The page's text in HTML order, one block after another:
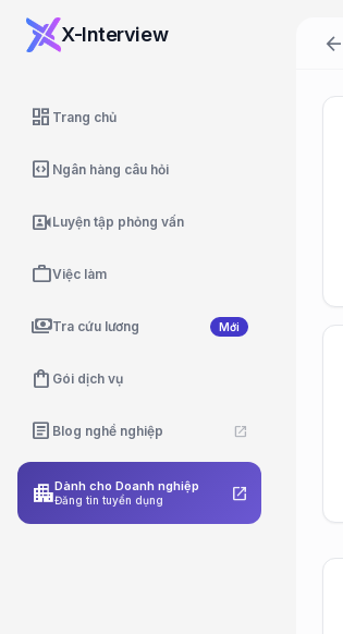
X-Interview
dashboard Trang chủ
code_blocks Ngân hàng câu hỏi
video_camera_frontLuyện tập phỏng vấn
workViệc làm
paymentsTra cứu lương Mới
shopping_bag Gói dịch vụ
article Blog nghề nghiệp open_in_new
apartmentDành cho Doanh nghiệp
Đăng tin tuyển dụng open_in_new
arrow_back